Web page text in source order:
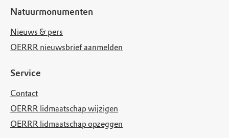
Natuurmonumenten
Nieuws & pers
OERRR nieuwsbrief aanmelden
Service
Contact
OERRR lidmaatschap wijzigen
OERRR lidmaatschap opzeggen